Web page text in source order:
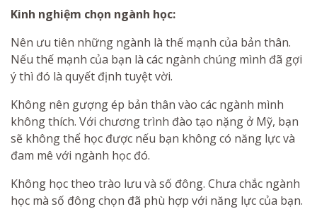
Kinh nghiệm chọn ngành học:
Nên ưu tiên những ngành là thế mạnh của bản thân.
Nếu thế mạnh của bạn là các ngành chúng mình đã gợi
ý thì đó là quyết định tuyệt vời.
Không nên gượng ép bản thân vào các ngành mình
không thích. Với chương trình đào tạo nặng ở Mỹ, bạn
sẽ không thể học được nếu bạn không có năng lực và
đam mê với ngành học đó.
Không học theo trào lưu và số đông. Chưa chắc ngành
học mà số đông chọn đã phù hợp với năng lực của bạn.